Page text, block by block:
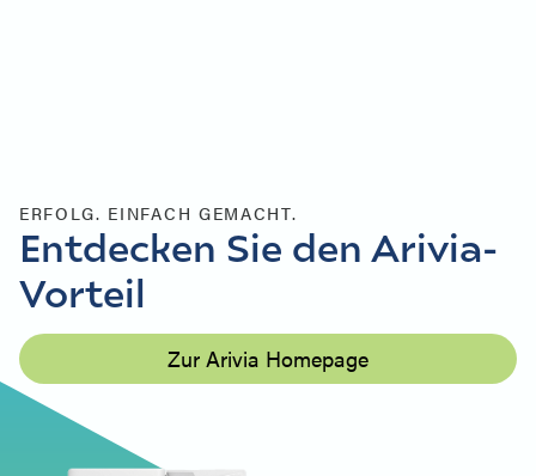
ERFOLG. EINFACH GEMACHT.
Entdecken Sie den Arivia-
Vorteil
Zur Arivia Homepage